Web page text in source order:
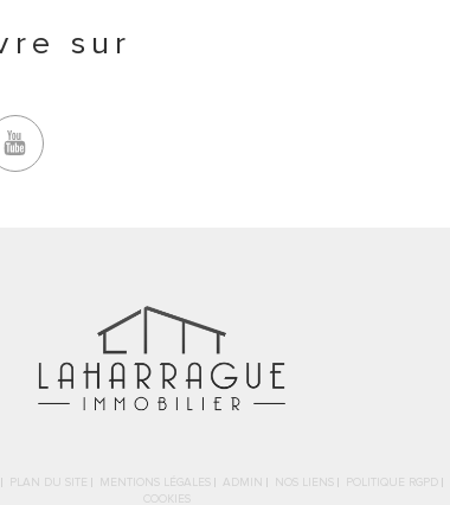
sur
PLAN DU SITE MENTIONS LÉGALES ADMIN NOS LIENS
POLITIQUE RGPD
COOKIES